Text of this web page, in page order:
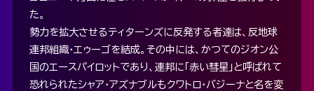
た。
勢力を拡大させるティターンズに反発する者達は、反地球
連邦組織・エゥーゴを結成。その中には、かつてのジオン公
国のエースパイロットであり、連邦に「赤い彗星」と呼ばれて
恐れられたシャア・アズナブルもクワトロ・バジーナと名を変